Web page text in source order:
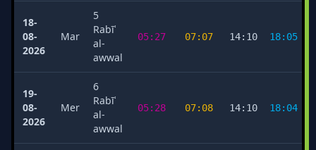
18-
08-
2026
Mar
5
Rabīʿ
al-
awwal
05:27 07:07 14:10 18:05
19-
08-
2026
Mer
6
Rabīʿ
al-
awwal
05:28 07:08 14:10 18:04